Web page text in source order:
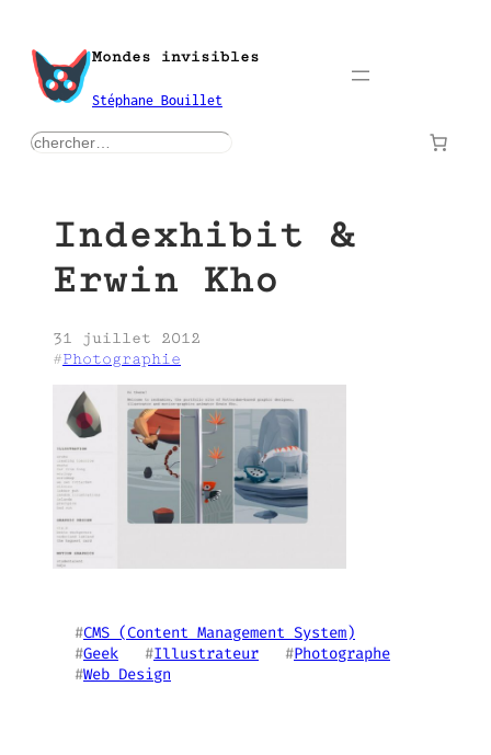
contenu
Mondes invisibles
Stéphane Bouillet
rechercher
Indexhibit &
Erwin Kho
31 juillet 2012
#Photographie
#CMS (Content Management System)
#Geek
   #
Illustrateur
   #
Photographe
#Web Design